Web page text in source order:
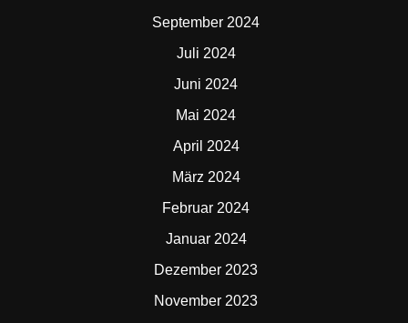
September 2024
Juli 2024
Juni 2024
Mai 2024
April 2024
März 2024
Februar 2024
Januar 2024
Dezember 2023
November 2023